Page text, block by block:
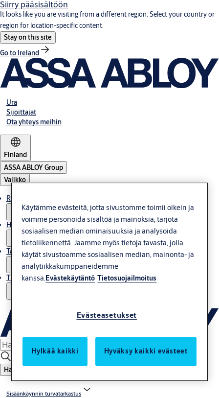
Siirry pääsisältöön
It looks like you are visiting from a different region. Select your country or
region for location-specific content.
Stay on this site
Go to Ireland
Ura
Sijoittajat
Ota yhteys meihin
Finland
ASSA ABLOY Group
Valikko
Ratkaisut
Huolto
Tarinoita
Tietoja meistä
Haku
Sisäänkäynnin turvatarkastus
Käytämme evästeitä, jotta sivustomme toimii oikein ja
voimme personoida sisältöä ja mainoksia, tarjota
sosiaalisen median ominaisuuksia ja analysoida
tietoliikennettä. Jaamme myös tietoja tavasta, jolla
käytät sivustoamme sosiaalisen median, mainonta- ja
analytiikkakumppaneidemme
kanssa. Evästekäytäntö Tietosuojailmoitus
Evästeasetukset
Hylkää kaikki Hyväksy kaikki evästeet